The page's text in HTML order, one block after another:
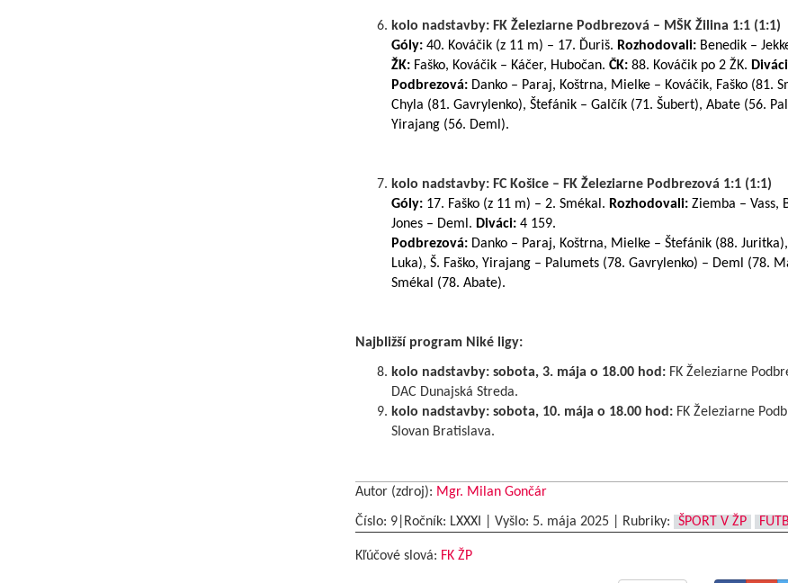
kolo nadstavby: FK Železiarne Podbrezová – MŠK Žilina 1:1 (1:1)
Góly:40. Kováčik (z 11 m) – 17. Ďuriš. Rozhodovali: Benedik –
ŽK: Faško, Kováčik – Káčer, Hubočan. ČK: 88. Kováčik po 2 ŽK.
Podbrezová: Danko – Paraj, Koštrna, Mielke – Kováčik, Faško (81.
Chyla (81. Gavrylenko), Štefánik – Galčík (71. Šubert), Abate (56.
Yirajang (56. Deml).
kolo nadstavby: FC Košice – FK Železiarne Podbrezová 1:1 (1:1)
Góly:17. Faško (z 11 m) – 2. Smékal. Rozhodovali: Ziemba – Vass,
Jones – Deml. Diváci:4 159.
Podbrezová: Danko – Paraj, Koštrna, Mielke – Štefánik (88.
Luka), Š. Faško, Yirajang – Palumets (78. Gavrylenko) – Deml (78.
Smékal (78. Abate).
Najbližší program Niké ligy:
kolo nadstavby: sobota, 3. mája o 18.00 hod: FK Železiarne
DAC Dunajská Streda.
kolo nadstavby: sobota, 10. mája o 18.00 hod:FK Železiarne
Slovan Bratislava.
Autor (zdroj): Mgr. Milan Gončár
Číslo: 9|Ročník: LXXXI | Vyšlo: 5. mája 2025| Rubriky: ŠPORT V ŽP
Kľúčové slová: FK ŽP